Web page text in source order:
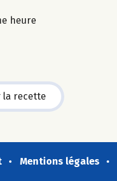
heure
la recette
Mentions légales